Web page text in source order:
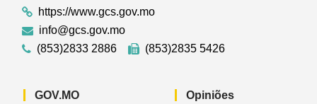
https://www.gcs.gov.mo
info@gcs.gov.mo
(853)2833 2886
(853)2835 5426
GOV.MO Opiniões